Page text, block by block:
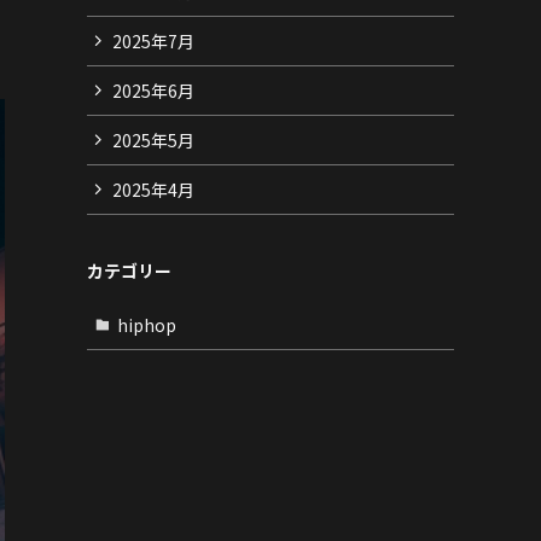
2025年7月
2025年6月
2025年5月
2025年4月
カテゴリー
hiphop